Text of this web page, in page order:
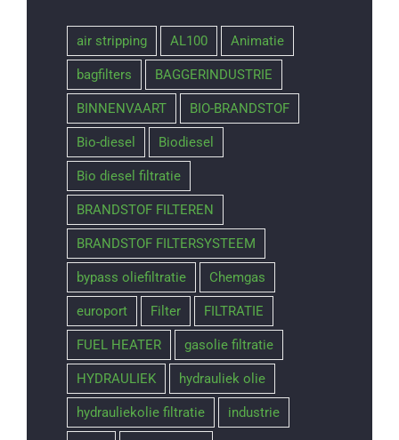
air stripping AL100 Animatie
bagfilters BAGGERINDUSTRIE
BINNENVAART BIO-BRANDSTOF
Bio-diesel Biodiesel
Bio diesel filtratie
BRANDSTOF FILTEREN
BRANDSTOF FILTERSYSTEEM
bypass oliefiltratie Chemgas
europort Filter FILTRATIE
FUEL HEATER gasolie filtratie
HYDRAULIEK hydrauliek olie
hydrauliekolie filtratie industrie